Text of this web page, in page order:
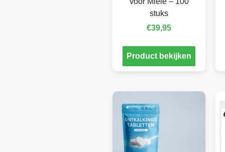
stuks
€39,95
Product bekijken